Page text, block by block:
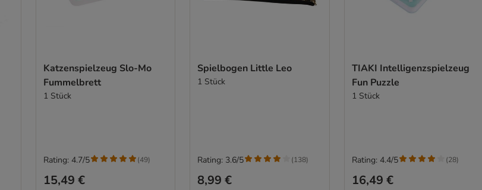
Katzenspielzeug Slo-Mo
Fummelbrett
1 Stück
15,49 €
Rating: 4.7/5 (49)
Spielbogen Little Leo
1 Stück
8,99 €
Rating: 3.6/5 (138)
TIAKI Intelligenzspielzeug
Fun Puzzle
1 Stück
16,49 €
Rating: 4.4/5 (28)